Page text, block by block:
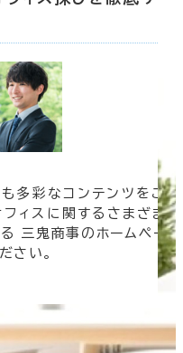
多彩なコンテンツをご
ィスに関するさまざま
三鬼商事のホームペー
さい。